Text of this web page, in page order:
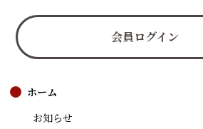
会員ログイン
ホーム
お知らせ